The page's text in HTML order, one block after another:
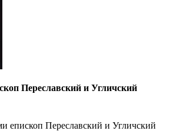
Переславский и Угличский
епископ Переславский и Угличский